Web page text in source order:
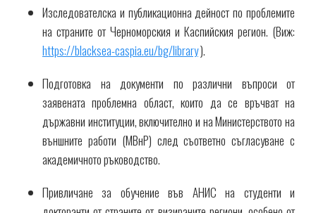
Изследователска и публикационна дейност по проблемите
на страните от Черноморския и Каспийския регион. (Виж:
https://blacksea-caspia.eu/bg/library).
Подготовка на документи по различни въпроси от
заявената проблемна област, които да се връчват на
държавни институции, включително и на Министерството на
външните работи (МВнР) след съответно съгласуване с
академичното ръководство.
Привличане за обучение във АНИС на студенти и